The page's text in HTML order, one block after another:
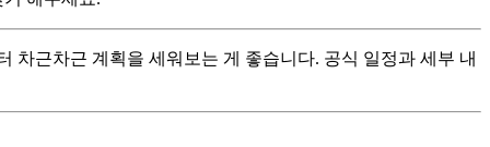
차근차근 계획을 세워보는 게 좋습니다. 공식 일정과 세부 내